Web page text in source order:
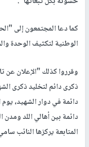
كما دعا المجتمعون إلى
الوطنية لتكثيف الوحدة
وقرروا كذلك "الإعلان عن
ذكرى دائم لتخليد ذكرى
دائمة في دوار الشهيد،
دائمة بين أهالي اللد ومدن
المتابعة يركزها النائب